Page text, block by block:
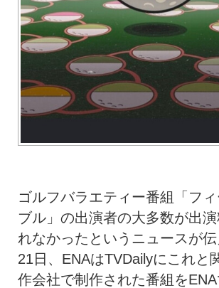
ゴルフバラエティー番組「フ
ブル」の出演者の大多数が出
れなかったというニュースが伝
21日、ENAはTVDailyにこれと
作会社で制作された番組を